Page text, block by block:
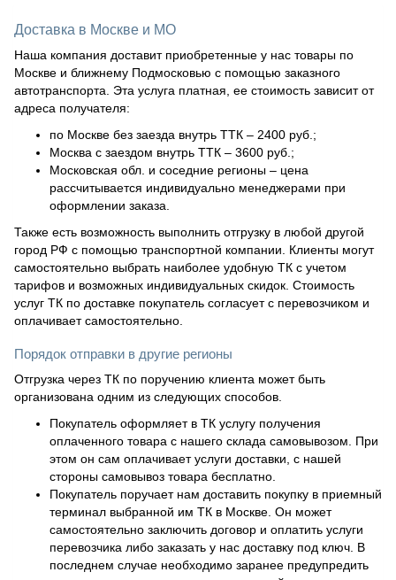
Доставка в Москве и МО
Наша компания доставит приобретенные у нас товары по
Москве и ближнему Подмосковью с помощью заказного
автотранспорта. Эта услуга платная, ее стоимость зависит от
адреса получателя:
по Москве без заезда внутрь ТТК – 2400 руб.;
Москва с заездом внутрь ТТК – 3600 руб.;
Московская обл. и соседние регионы – цена
рассчитывается индивидуально менеджерами при
оформлении заказа.
Также есть возможность выполнить отгрузку в любой другой
город РФ с помощью транспортной компании. Клиенты могут
самостоятельно выбрать наиболее удобную ТК с учетом
тарифов и возможных индивидуальных скидок. Стоимость
услуг ТК по доставке покупатель согласует с перевозчиком и
оплачивает самостоятельно.
Порядок отправки в другие регионы
Отгрузка через ТК по поручению клиента может быть
организована одним из следующих способов.
Покупатель оформляет в ТК услугу получения
оплаченного товара с нашего склада самовывозом. При
этом он сам оплачивает услуги доставки, с нашей
стороны самовывоз товара бесплатно.
Покупатель поручает нам доставить покупку в приемный
терминал выбранной им ТК в Москве. Он может
самостоятельно заключить договор и оплатить услуги
перевозчика либо заказать у нас доставку под ключ. В
последнем случае необходимо заранее предупредить